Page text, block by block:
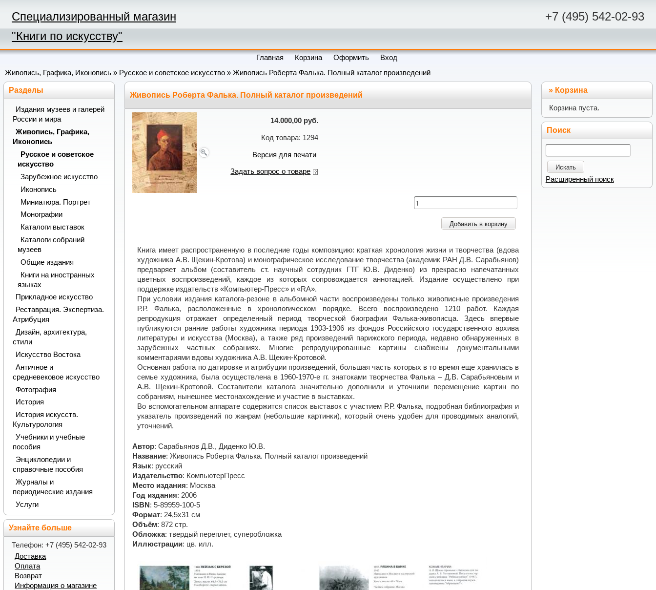
Специализированный магазин
"Книги по искусству"
+7 (495) 542-02-93
Главная Корзина Оформить
Вход
Живопись, Графика, Иконопись » Русское и советское искусство » Живопись Роберта Фалька. Полный каталог произведений
Живопись Роберта Фалька. Полный каталог произведений
14.000,00 руб.
Код товара: 1294
Версия для печати
Задать вопрос о товаре
Добавить в корзину
Книга имеет распространенную в последние годы композицию: краткая хронология жизни и творчества (вдова
художника А.В. Щекин-Кротова) и монографическое исследование творчества (академик РАН Д.В. Сарабьянов)
предваряет альбом (составитель ст. научный сотрудник ГТГ Ю.В. Диденко) из прекрасно напечатанных
цветных воспроизведений, каждое из которых сопровождается аннотацией. Издание осуществлено при
поддержке издательств «Компьютер-Пресс» и «RA».
При условии издания каталога-резоне в альбомной части воспроизведены только живописные произведения
Р.Р. Фалька, расположенные в хронологическом порядке. Всего воспроизведено 1210 работ. Каждая
репродукция отражает определенный период творческой биографии Фалька-живописца. Здесь впервые
публикуются ранние работы художника периода 1903-1906 из фондов Российского государственного архива
литературы и искусства (Москва), а также ряд произведений парижского периода, недавно обнаруженных в
зарубежных частных собраниях. Многие репродуцированные картины снабжены документальными
комментариями вдовы художника А.В. Щекин-Кротовой.
Основная работа по датировке и атрибуции произведений, большая часть которых в то время еще хранилась в
семье художника, была осуществлена в 1960-1970-е гг. знатоками творчества Фалька – Д.В. Сарабьяновым и
А.В. Щекин-Кротовой. Составители каталога значительно дополнили и уточнили перемещение картин по
собраниям, нынешнее местонахождение и участие в выставках.
Во вспомогательном аппарате содержится список выставок с участием Р.Р. Фалька, подробная библиография и
указатель произведений по жанрам (небольшие картинки), который очень удобен для проводимых аналогий,
уточнений.
Автор: Сарабьянов Д.В., Диденко Ю.В.
Название: Живопись Роберта Фалька. Полный каталог произведений
Язык: русский
Издательство: КомпьютерПресс
Место издания: Москва
Год издания: 2006
ISBN : 5-89959-100-5
Формат: 24,5х31 см
Объём: 872 стр.
Обложка: твердый переплет, суперобложка
Иллюстрации: цв. илл.
Разделы
Издания музеев и галерей
России и мира
Живопись, Графика,
Иконопись
Русское и советское
искусство
Зарубежное искусство
Иконопись
Миниатюра. Портрет
Монографии
Каталоги выставок
Каталоги собраний
музеев
Общие издания
Книги на иностранных
языках
Прикладное искусство
Реставрация. Экспертиза.
Атрибуция
Дизайн, архитектура,
стили
Искусство Востока
Античное и
средневековое искусство
Фотография
История
История искусств.
Культурология
Учебники и учебные
пособия
Энциклопедии и
справочные пособия
Журналы и
периодические издания
Услуги
Узнайте больше
Телефон: +7 (495) 542-02-93
Доставка
Оплата
Возврат
Информация о магазине
» Корзина
Корзина пуста.
Поиск
Искать
Расширенный поиск